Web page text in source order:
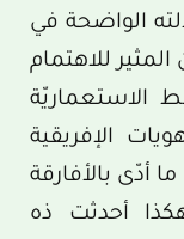
الواضحة في
للاهتمام
الإفريقية
أدّى بالأفارقة
أحدثت ذه